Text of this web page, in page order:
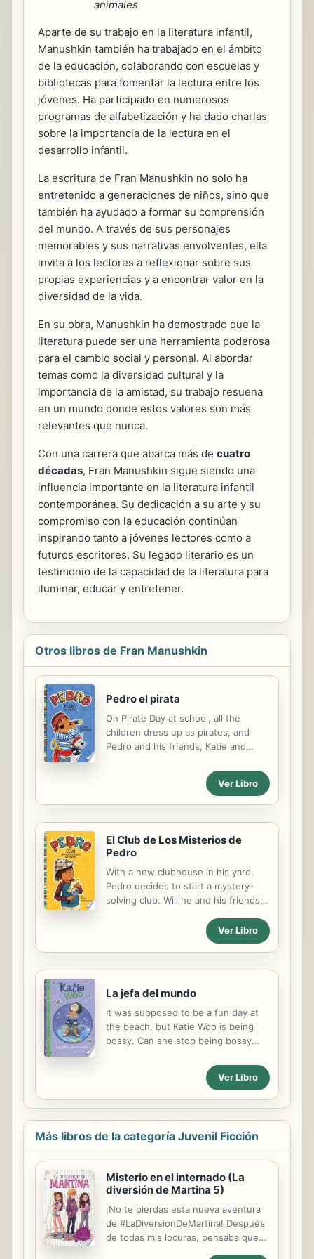
animales
Aparte de su trabajo en la literatura infantil,
Manushkin también ha trabajado en el ámbito
de la educación, colaborando con escuelas y
bibliotecas para fomentar la lectura entre los
jóvenes. Ha participado en numerosos
programas de alfabetización y ha dado charlas
sobre la importancia de la lectura en el
desarrollo infantil.
La escritura de Fran Manushkin no solo ha
entretenido a generaciones de niños, sino que
también ha ayudado a formar su comprensión
del mundo. A través de sus personajes
memorables y sus narrativas envolventes, ella
invita a los lectores a reflexionar sobre sus
propias experiencias y a encontrar valor en la
diversidad de la vida.
En su obra, Manushkin ha demostrado que la
literatura puede ser una herramienta poderosa
para el cambio social y personal. Al abordar
temas como la diversidad cultural y la
importancia de la amistad, su trabajo resuena
en un mundo donde estos valores son más
relevantes que nunca.
Con una carrera que abarca más de cuatro
décadas, Fran Manushkin sigue siendo una
influencia importante en la literatura infantil
contemporánea. Su dedicación a su arte y su
compromiso con la educación continúan
inspirando tanto a jóvenes lectores como a
futuros escritores. Su legado literario es un
testimonio de la capacidad de la literatura para
iluminar, educar y entretener.
Otros libros de Fran Manushkin
Pedro el pirata
On Pirate Day at school, all the
children dress up as pirates, and
Pedro and his friends, Katie and
clubhouse after school--but they all
want to be the pirate captain.Ver Libro
El Club de Los Misterios de
Pedro
With a new clubhouse in his yard,
Pedro decides to start a mystery-
solving club. Will he and his friends
simple plot, relatable characters, and
reader-support tools are delivered
with the young reader in mind.
Ver Libro
La jefa del mundo
It was supposed to be a fun day at
the beach, but Katie Woo is being
bossy. Can she stop being bossy
Ver Libro
Más libros de la categoría Juvenil Ficción
Misterio en el internado (La
diversión de Martina 5)
¡No te pierdas esta nueva aventura
de #LaDiversionDeMartina! Después
de todas mis locuras, pensaba que